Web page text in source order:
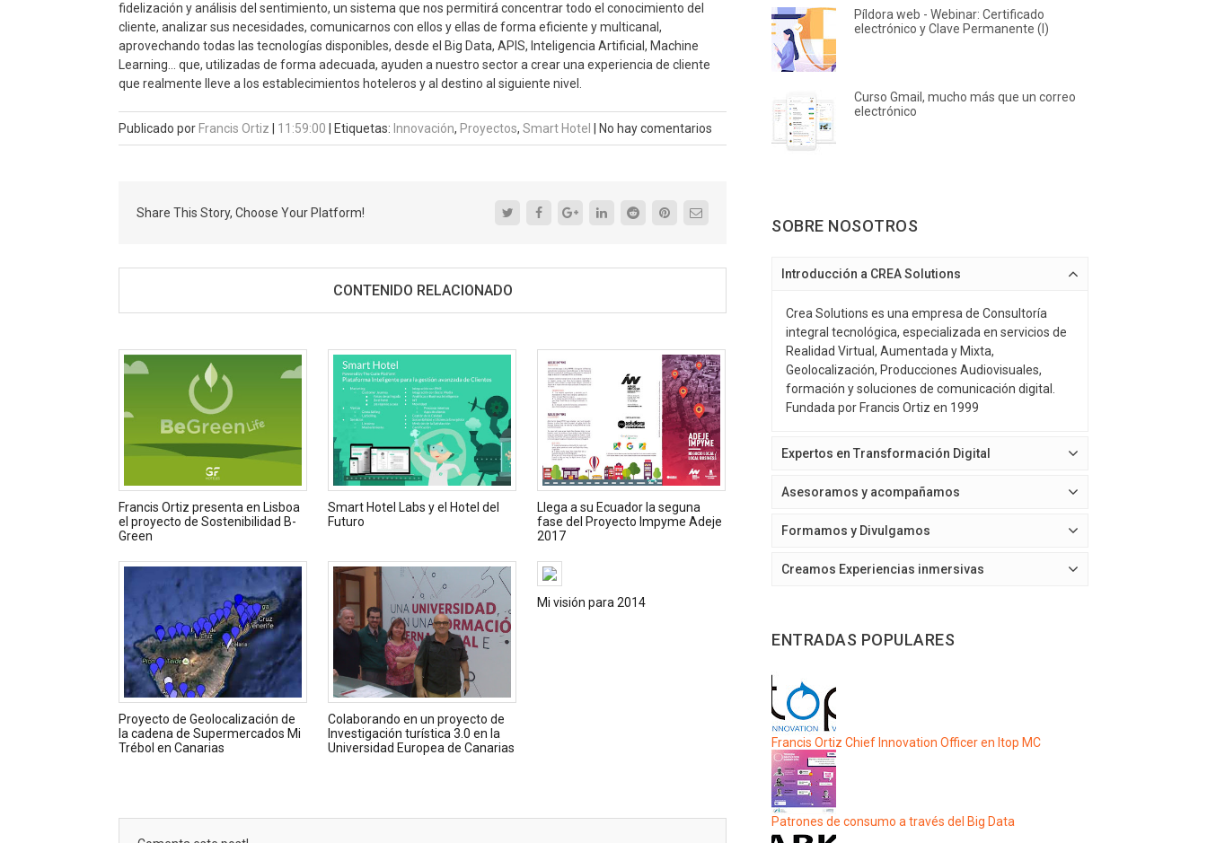
fidelización y análisis del sentimiento, un sistema que nos permitirá concentrar todo el conocimiento del
cliente, analizar sus necesidades, comunicarnos con ellos y ellas de forma eficiente y multicanal,
aprovechando todas las tecnologías disponibles, desde el Big Data, APIS, Inteligencia Artificial, Machine
Learning… que, utilizadas de forma adecuada, ayuden a nuestro sector a crear una experiencia de cliente
que realmente lleve a los establecimientos hoteleros y al destino al siguiente nivel.
Publicado por Francis Ortiz 11:59:00 Etiquetas: Innovación, Proyectos, Smart Hotel No hay comentarios
Share This Story, Choose Your Platform!
CONTENIDO RELACIONADO
Francis Ortiz presenta en Lisboa
el proyecto de Sostenibilidad B-
Green
Smart Hotel Labs y el Hotel del
Futuro
Llega a su Ecuador la seguna
fase del Proyecto Impyme Adeje
2017
Proyecto de Geolocalización de
la cadena de Supermercados Mi
Trébol en Canarias
Colaborando en un proyecto de
Investigación turística 3.0 en la
Universidad Europea de Canarias
Mi visión para 2014
Píldora web - Webinar: Certificado
electrónico y Clave Permanente (I)
Curso Gmail, mucho más que un correo
electrónico
SOBRE NOSOTROS
Introducción a CREA Solutions
Crea Solutions es una empresa de Consultoría
integral tecnológica, especializada en servicios de
Realidad Virtual, Aumentada y Mixta,
Geolocalización, Producciones Audiovisuales,
formación y soluciones de comunicación digital.
Fundada por Francis Ortiz en 1999
Expertos en Transformación Digital
Asesoramos y acompañamos
Formamos y Divulgamos
Creamos Experiencias inmersivas
ENTRADAS POPULARES
Francis Ortiz Chief Innovation Officer en Itop MC
Patrones de consumo a través del Big Data